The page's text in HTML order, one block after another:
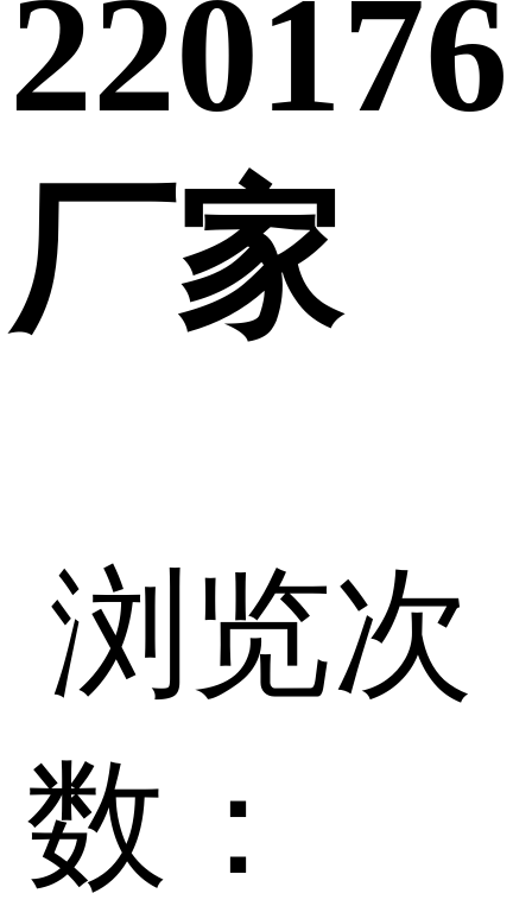
220176
厂家
浏览次
数：